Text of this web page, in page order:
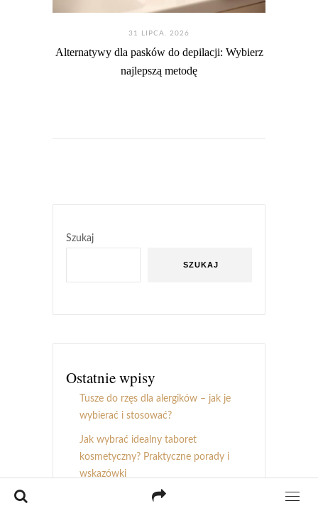
31 LIPCA. 2026
Alternatywy dla pasków do depilacji: Wybierz
najlepszą metodę
Szukaj
SZUKAJ
Ostatnie wpisy
Tusze do rzęs dla alergików – jak je
wybierać i stosować?
Jak wybrać idealny taboret
kosmetyczny? Praktyczne porady i
wskazówki
Alternatywy dla pasków do depilacji: